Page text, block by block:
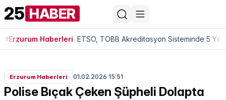
25 HABER
#Erzurum Haberleri ETSO, TOBB Akreditasyon Sisteminde 5
Erzurum Haberleri 01.02.2026 15:51
Polise Bıçak Çeken Şüpheli Dolapta